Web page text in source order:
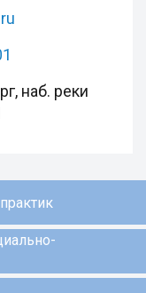
наб. реки